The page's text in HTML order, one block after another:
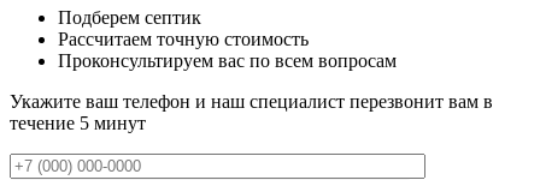
Подберем септик
Рассчитаем точную стоимость
Проконсультируем вас по всем вопросам
Укажите ваш телефон и наш специалист перезвонит вам в
течение 5 минут